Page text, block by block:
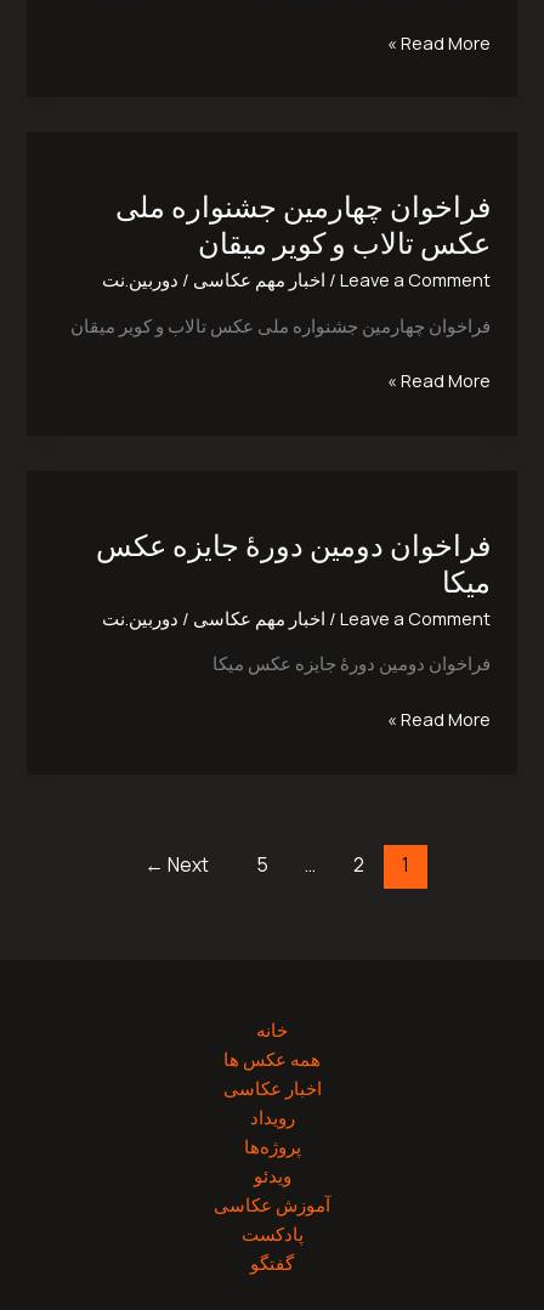
Read More »
فراخوان چهارمین جشنواره ملی
عکس تالاب و کویر میقان
Leave a Comment
/ اخبار مهم عکاسی / دوربین.نت
فراخوان چهارمین جشنواره ملی عکس تالاب و کویر میقان
جشنواره
ملی
عکس
تالاب
و
میقان
Read More »
فراخوان دومین دورۀ جایزه عکس
میکا
Leave a Comment
/ اخبار مهم عکاسی / دوربین.نت
فراخوان دومین دورۀ جایزه عکس میکا
دورۀ
جایزه
عکس
میکا
Read More »
1
2
…
5
Next
←
خانه
همه عکس ها
اخبار عکاسی
رویداد
پروژه‌‌ها
ویدئو
آموزش عکاسی
پادکست
گفتگو